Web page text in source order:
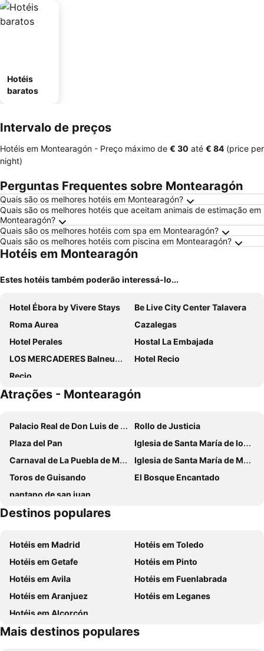
Hotéis
baratos
Intervalo de preços
Hotéis em Montearagón - Preço máximo de ‎€ 30 até ‎€ 84 (price per
night)
Perguntas Frequentes sobre Montearagón
Quais são os melhores hotéis em Montearagón?
Quais são os melhores hotéis que aceitam animais de estimação em
Montearagón?
Quais são os melhores hotéis com spa em Montearagón?
Quais são os melhores hotéis com piscina em Montearagón?
Hotéis em Montearagón
Estes hotéis também poderão interessá-lo...
Hotel Ébora by Vivere Stays
Be Live City Center Talavera
Roma Aurea
Cazalegas
Hotel Perales
Hostal La Embajada
LOS MERCADERES Balneum Suites
Hotel Recio
Recio
Atrações - Montearagón
Palacio Real de Don Luis de Borbón y Farnesio
Rollo de Justicia
Plaza del Pan
Iglesia de Santa María de los Alcáceres
Carnaval de La Puebla de Montalbán
Iglesia de Santa María de Melque
Toros de Guisando
El Bosque Encantado
pantano de san juan
Destinos populares
Hotéis em Madrid
Hotéis em Toledo
Hotéis em Getafe
Hotéis em Pinto
Hotéis em Avila
Hotéis em Fuenlabrada
Hotéis em Aranjuez
Hotéis em Leganes
Hotéis em Alcorcón
Mais destinos populares